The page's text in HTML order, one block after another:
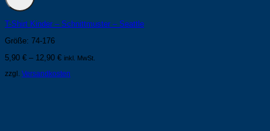
T-Shirt Kinder – Schnittmuster – Seattle
Größe: 74-176
5,90 € – 12,90 € inkl. MwSt.
zzgl. Versandkosten